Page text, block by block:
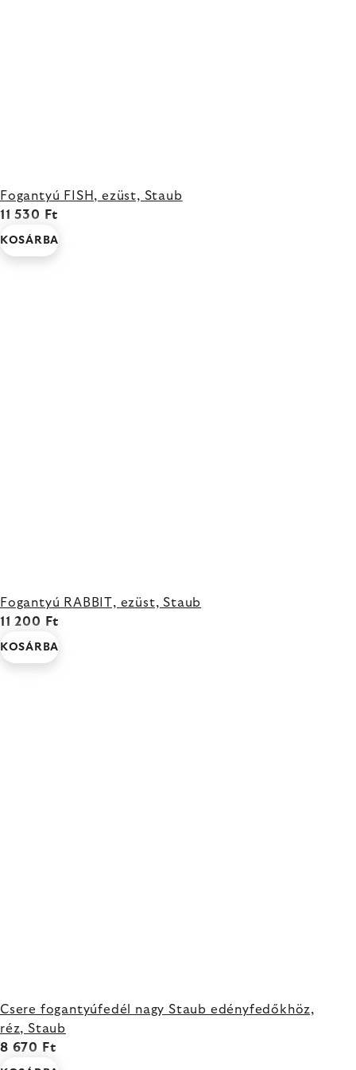
Fogantyú FISH, ezüst, Staub
11 530 Ft
KOSÁRBA
Fogantyú RABBIT, ezüst, Staub
11 200 Ft
KOSÁRBA
Csere fogantyúfedél nagy Staub edényfedőkhöz,
réz, Staub
8 670 Ft